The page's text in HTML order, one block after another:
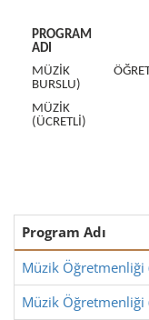
PROGRAM
ADI
MÜZİK
BURSLU)
MÜZİK
(ÜCRETLİ)
Program Adı
Müzik Öğretmenliği
Müzik Öğretmenliği